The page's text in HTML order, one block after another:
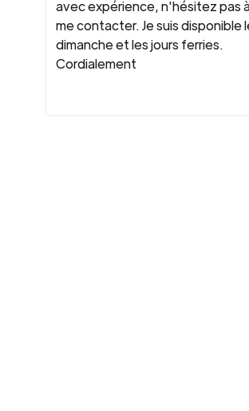
avec expérience, n'hésitez pas
me contacter. Je suis disponible
dimanche et les jours ferries.
Cordialement